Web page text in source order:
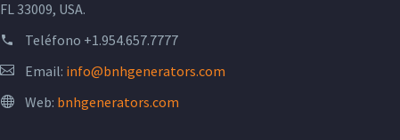
FL 33009, USA.
Teléfono +1.954.657.7777
Email: info@bnhgenerators.com
Web: bnhgenerators.com